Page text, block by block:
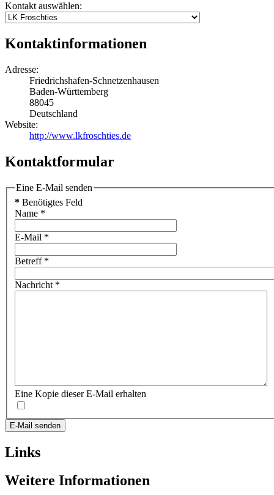
Kontakt auswählen:
Kontaktinformationen
Adresse:
Friedrichshafen-Schnetzenhausen
Baden-Württemberg
88045
Deutschland
Website:
http://www.lkfroschties.de
Kontaktformular
Eine E-Mail senden
* Benötigtes Feld
Name *
E-Mail *
Betreff*
Nachricht *
Eine Kopie dieser E-Mail erhalten
E-Mail senden
Links
Weitere Informationen